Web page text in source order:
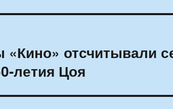
отсчитывали
летия Цоя